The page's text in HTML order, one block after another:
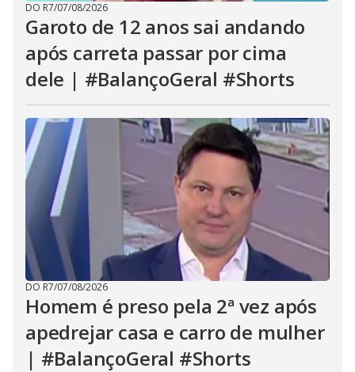
DO R7/07/08/2026
Garoto de 12 anos sai andando
após carreta passar por cima
dele | #BalançoGeral #Shorts
DO R7/07/08/2026
Homem é preso pela 2ª vez após
apedrejar casa e carro de mulher
| #BalançoGeral #Shorts